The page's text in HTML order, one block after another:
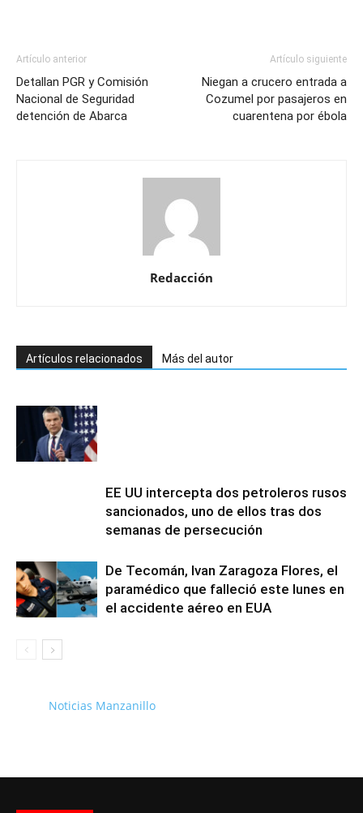
Artículo anterior
Detallan PGR y Comisión
Nacional de Seguridad
detención de Abarca
Artículo siguiente
Niegan a crucero entrada a
Cozumel por pasajeros en
cuarentena por ébola
Redacción
Artículos relacionados Más del autor
EE UU intercepta dos petroleros rusos
sancionados, uno de ellos tras dos
semanas de persecución
De Tecomán, Ivan Zaragoza Flores, el
paramédico que falleció este lunes en
el accidente aéreo en EUA
Noticias Manzanillo